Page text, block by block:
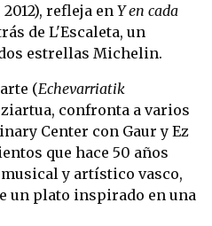
refleja en Y en cada
de L'Escaleta, un
estrellas Michelin.
(Echevarriatik
confronta a varios
Center con Gaur y Ez
que hace 50 años
y artístico vasco,
un plato inspirado en una